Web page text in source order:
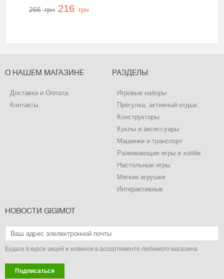
266 грн 216 грн
О НАШЕМ МАГАЗИНЕ
Доставка и Оплата
Контакты
РАЗДЕЛЫ
Игровые наборы
Прогулка, активный отдых
Конструкторы
Куклы и аксессуары
Машинки и транспорт
Развивающие игры и хобби
Настольные игры
Мягкие игрушки
Интерактивные
НОВОСТИ GIGIMOT
Будьте в курсе акций и новинок в ассортименте любимого магазина.
Подписаться